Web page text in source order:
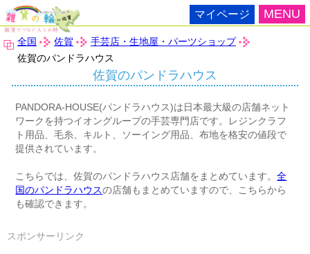
MENU
マイページ
全国 佐賀
手芸店・生地屋・パーツショップ
佐賀のパンドラハウス
佐賀のパンドラハウス
PANDORA-HOUSE(パンドラハウス)は日本最大級の店舗ネット
ワークを持つイオングループの手芸専門店です。レジンクラフ
ト用品、毛糸、キルト、ソーイング用品、布地を格安の値段で
提供されています。
こちらでは、佐賀のパンドラハウス店舗をまとめています。全
国のパンドラハウスの店舗もまとめていますので、こちらから
も確認できます。
スポンサーリンク